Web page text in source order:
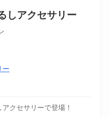
しアクセサリー
ー
クセサリーで登場！